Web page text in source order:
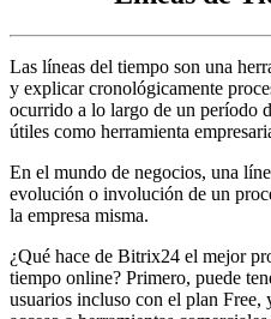
Las líneas del tiempo son una
y explicar cronológicamente
ocurrido a lo largo de un período
útiles como herramienta
En el mundo de negocios, una
evolución o involución de un
la empresa misma.
¿Qué hace de Bitrix24 el mejor
tiempo online? Primero, puede
usuarios incluso con el plan Free,